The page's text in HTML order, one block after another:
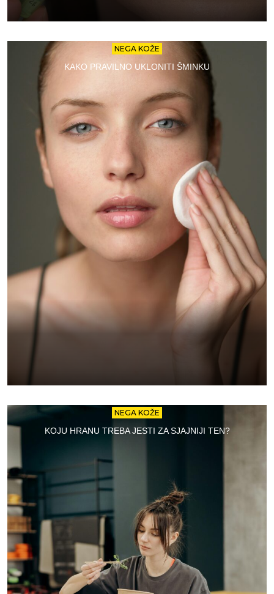
NEGA KOŽE
KAKO PRAVILNO UKLONITI ŠMINKU
NEGA KOŽE
KOJU HRANU TREBA JESTI ZA SJAJNIJI TEN?